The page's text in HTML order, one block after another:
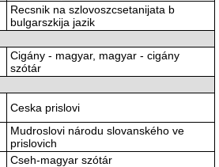
Recsnik na szlovoszcsetanijata b
bulgarszkija jazik
Cigány - magyar, magyar - cigány
szótár
Ceska prislovi
Mudroslovi národu slovanského ve
prislovich
Cseh-magyar szótár